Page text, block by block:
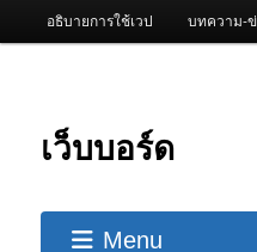
อธิบายการใช้เวป บทความ-ข่
เว็บบอร์ด
Menu